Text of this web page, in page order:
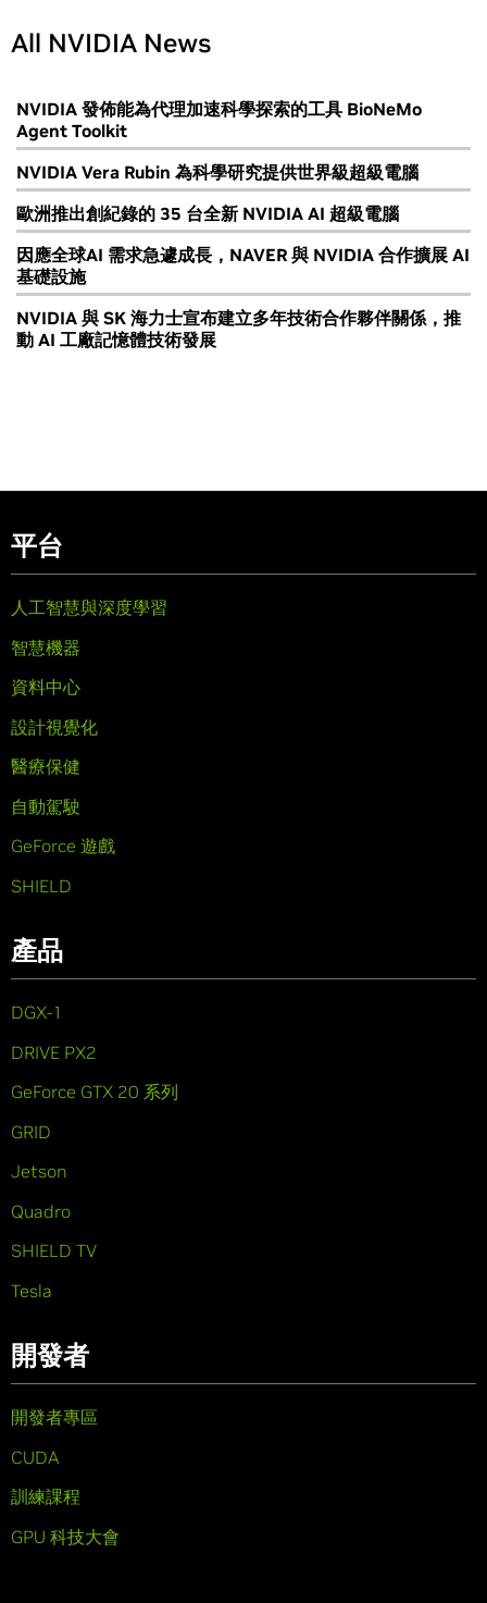
All NVIDIA News
NVIDIA 發佈能為代理加速科學探索的工具 BioNeMo
Agent Toolkit
NVIDIA Vera Rubin 為科學研究提供世界級超級電腦
歐洲推出創紀錄的 35 台全新 NVIDIA AI 超級電腦
因應全球AI 需求急遽成長，NAVER 與 NVIDIA 合作擴展 AI
基礎設施
NVIDIA 與 SK 海力士宣布建立多年技術合作夥伴關係，推
動 AI 工廠記憶體技術發展
平台
人工智慧與深度學習
智慧機器
資料中心
設計視覺化
醫療保健
自動駕駛
GeForce 遊戲
SHIELD
產品
DGX-1
DRIVE PX2
GeForce GTX 20 系列
GRID
Jetson
Quadro
SHIELD TV
Tesla
開發者
開發者專區
CUDA
訓練課程
GPU 科技大會